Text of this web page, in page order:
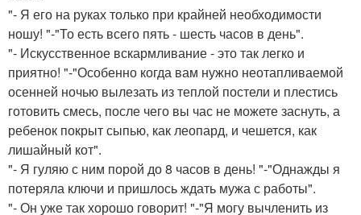
"- Я его на руках только при крайней необходимости
ношу! "-"То есть всего пять - шесть часов в день".
"- Искусственное вскармливание - это так легко и
приятно! "-"Особенно когда вам нужно неотапливаемой
осенней ночью вылезать из теплой постели и плестись
готовить смесь, после чего вы час не можете заснуть, а
ребенок покрыт сыпью, как леопард, и чешется, как
лишайный кот".
"- Я гуляю с ним порой до 8 часов в день! "-"Однажды я
потеряла ключи и пришлось ждать мужа с работы".
"- Он уже так хорошо говорит! "-"Я могу вычленить из